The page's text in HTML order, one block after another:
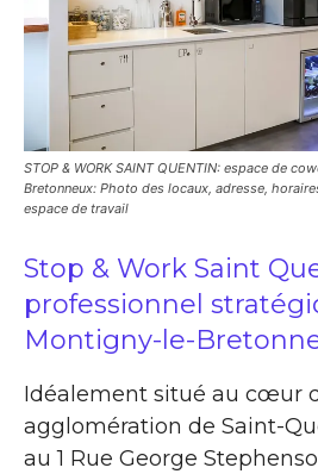
STOP & WORK SAINT QUENTIN: espace de
Bretonneux: Photo des locaux, adresse,
espace de travail
Stop & Work Saint
professionnel
Montigny-le-
Idéalement situé au cœur
agglomération de Saint-
au 1 Rue George